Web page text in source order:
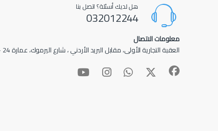
هل لديك أسئلة؟ اتصل بنا
032012244
معلومات الاتصال
العقبة التجارية الأولى، مقابل البريد الأردني ، شارع اليرموك، عمارة 24 – عمارة الأدهم